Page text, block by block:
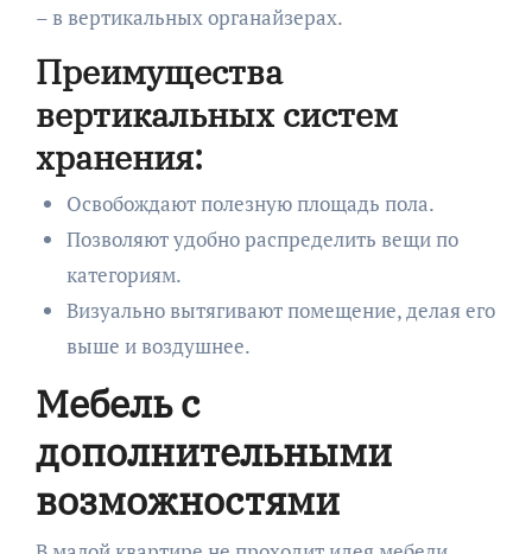
– в вертикальных органайзерах.
Преимущества
вертикальных систем
хранения:
Освобождают полезную площадь пола.
Позволяют удобно распределить вещи по
категориям.
Визуально вытягивают помещение, делая его
выше и воздушнее.
Мебель с
дополнительными
возможностями